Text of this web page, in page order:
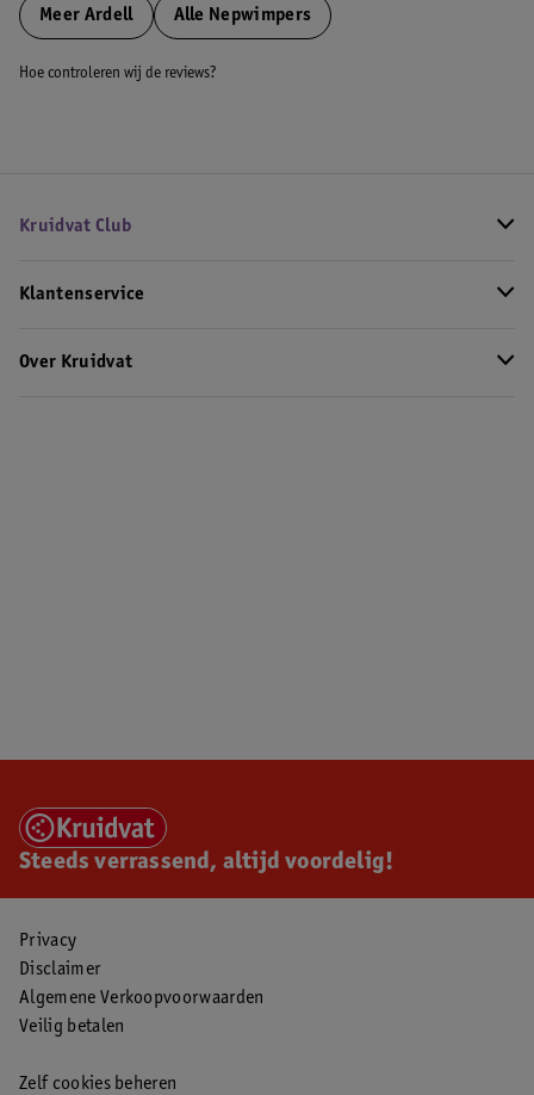
Meer Ardell Alle Nepwimpers
Hoe controleren wij de reviews?
Kruidvat Club
Klantenservice
Over Kruidvat
Steeds verrassend, altijd voordelig!
Privacy
Disclaimer
Algemene Verkoopvoorwaarden
Veilig betalen
Zelf cookies beheren